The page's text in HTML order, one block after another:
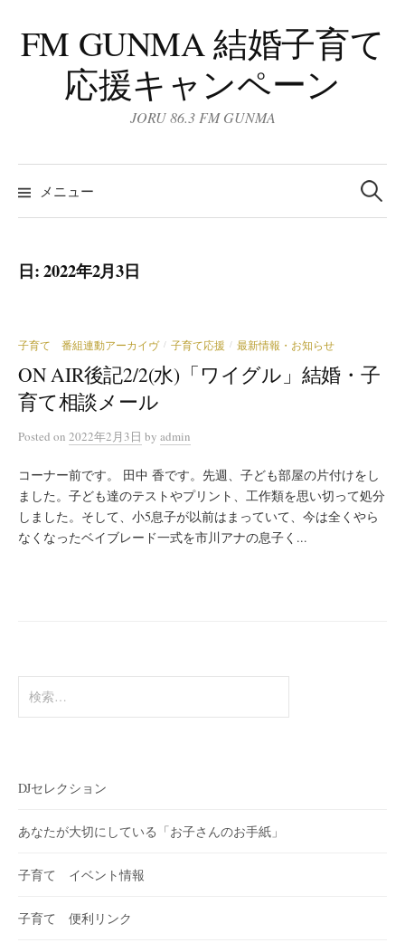
ン
テ
FM GUNMA 結婚子育て
応援キャンペーン
JORU 86.3 FM GUNMA
メニュー
検
索:
日:2022年2月3日
子育て 番組連動アーカイヴ / 子育て応援 / 最新情報・お知らせ
ON AIR後記2/2(水)「ワイグル」結婚・子
育て相談メール
Posted on 2022年2月3日 by admin
コーナー前です。 田中 香です。先週、子ども部屋の片付けをし
ました。子ども達のテストやプリント、工作類を思い切って処分
しました。そして、小5息子が以前はまっていて、今は全くやら
なくなったベイブレード一式を市川アナの息子く...
索:
DJセレクション
あなたが大切にしている「お子さんのお手紙」
子育て イベント情報
子育て 便利リンク